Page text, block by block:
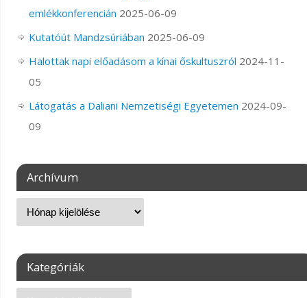
emlékkonferencián 2025-06-09
Kutatóút Mandzsúriában 2025-06-09
Halottak napi előadásom a kínai őskultuszról 2024-11-
05
Látogatás a Daliani Nemzetiségi Egyetemen 2024-09-
09
Archívum
Kategóriák